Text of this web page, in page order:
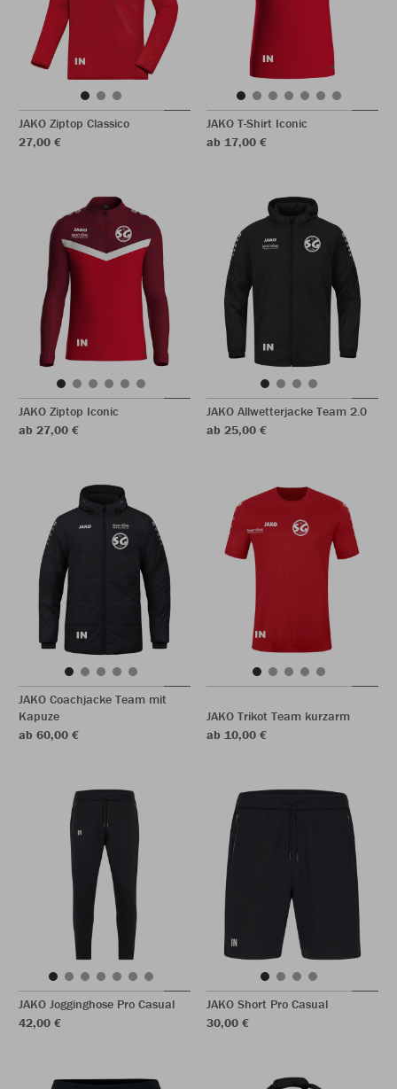
JAKO Ziptop Classico
27,00 €
JAKO T-Shirt Iconic
ab 17,00 €
JAKO Ziptop Iconic
ab 27,00 €
JAKO Allwetterjacke Team 2.0
ab 25,00 €
JAKO Coachjacke Team mit
Kapuze
ab 60,00 €
JAKO Trikot Team kurzarm
ab 10,00 €
JAKO Jogginghose Pro Casual
42,00 €
JAKO Short Pro Casual
30,00 €